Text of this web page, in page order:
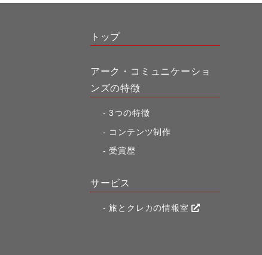
トップ
アーク・コミュニケーショ
ンズの特徴
3つの特徴
コンテンツ制作
受賞歴
サービス
旅とクレカの情報室